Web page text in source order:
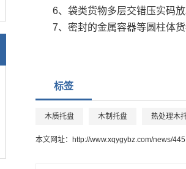
6、袋类货物多层交错压实码放
7、密封的金属容器等圆柱体
标签
木质托盘 木制托盘 热处理木
本文网址： http://www.xqygybz.com/news/